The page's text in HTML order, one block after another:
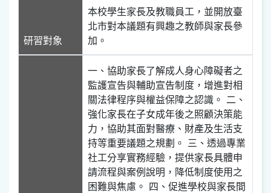
研習對象
本校學生家長及教職員工，並開放臺
北市對本議題有興趣之教師與家長參
加。
一、協助家長了解成人身心障礙者之
監護宣告與輔助宣告制度，增進對相
關法律程序與權益保障之認識。 二、
強化家長在子女成年後之照顧決策能
力，協助其面對醫療、財產及生活支
持等重要議題之規劃。 三、透過專業
社工分享實務經驗，提供家長具體申
請流程與案例說明，降低制度使用之
困難與焦慮。 四、促進學校與家長間